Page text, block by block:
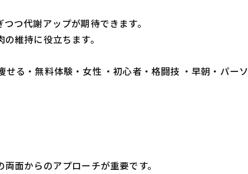
つ代謝アップが期待できます。
維持に役立ちます。
る・無料体験・女性 ・初心者・格闘技 ・早朝・パー
面からのアプローチが重要です。